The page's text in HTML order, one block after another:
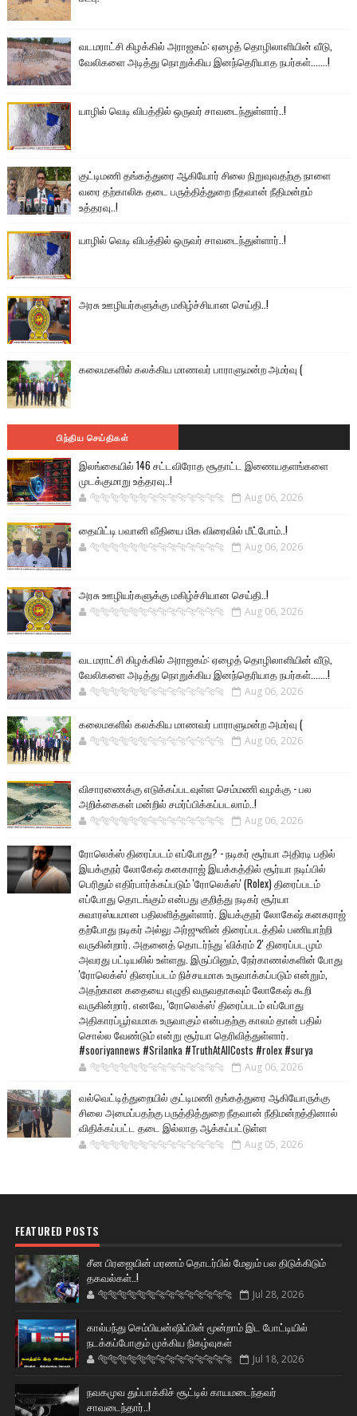
வடமராட்சி கிழக்கில் அராஜகம்: ஏழைத் தொழிலாளியின் வீடு,
வேலிகளை அடித்து நொறுக்கிய இனந்தெரியாத நபர்கள்.......!
யாழில் வெடி விபத்தில் ஒருவர் சாவடைந்துள்ளார்..!
குட்டிமணி தங்கத்துரை ஆகியோர் சிலை நிறுவுவதற்கு நாளை
வரை தற்காலிக தடை பருத்தித்துறை நீதவான் நீதிமன்றம்
உத்தரவு..!
யாழில் வெடி விபத்தில் ஒருவர் சாவடைந்துள்ளார்..!
அரசு ஊழியர்களுக்கு மகிழ்ச்சியான செய்தி..!
கலைமகளில் கலக்கிய மாணவர் பாராளுமன்ற அமர்வு (
பிந்திய செய்திகள்
இலங்கையில் 146 சட்டவிரோத சூதாட்ட இணையதளங்களை
முடக்குமாறு உத்தரவு..!
🐅🐅🐅🐅🐅🐅🐆🐆🐆🐆🐆🐆🐆🐆 Aug 06, 2026
தையிட்டி பவானி வீதியை மிக விரைவில் மீட்போம்..!
🐅🐅🐅🐅🐅🐅🐆🐆🐆🐆🐆🐆🐆🐆 Aug 06, 2026
அரசு ஊழியர்களுக்கு மகிழ்ச்சியான செய்தி..!
🐅🐅🐅🐅🐅🐅🐆🐆🐆🐆🐆🐆🐆🐆 Aug 06, 2026
வடமராட்சி கிழக்கில் அராஜகம்: ஏழைத் தொழிலாளியின் வீடு,
வேலிகளை அடித்து நொறுக்கிய இனந்தெரியாத நபர்கள்.......!
🐅🐅🐅🐅🐅🐅🐆🐆🐆🐆🐆🐆🐆🐆 Aug 06, 2026
கலைமகளில் கலக்கிய மாணவர் பாராளுமன்ற அமர்வு (
🐅🐅🐅🐅🐅🐅🐆🐆🐆🐆🐆🐆🐆🐆 Aug 06, 2026
விசாரணைக்கு எடுக்கப்படவுள்ள செம்மணி வழக்கு - பல
அறிக்கைகள் மன்றில் சமர்ப்பிக்கப்படலாம்..!
🐅🐅🐅🐅🐅🐅🐆🐆🐆🐆🐆🐆🐆🐆 Aug 06, 2026
ரோலெக்ஸ் திரைப்படம் எப்போது? - நடிகர் சூர்யா அதிரடி பதில்
இயக்குநர் லோகேஷ் கனகராஜ் இயக்கத்தில் சூர்யா நடிப்பில்
பெரிதும் எதிர்பார்க்கப்படும் 'ரோலெக்ஸ்' (Rolex) திரைப்படம்
எப்போது தொடங்கும் என்பது குறித்து நடிகர் சூர்யா
சுவாரஸ்யமான பதிலளித்துள்ளார். இயக்குநர் லோகேஷ் கனகராஜ்
தற்போது நடிகர் அல்லு அர்ஜுனின் திரைப்படத்தில் பணியாற்றி
வருகின்றார். அதனைத் தொடர்ந்து 'விக்ரம் 2' திரைப்படமும்
அவரது பட்டியலில் உள்ளது. இருப்பினும், நேர்காணல்களின் போது
'ரோலெக்ஸ்' திரைப்படம் நிச்சயமாக உருவாக்கப்படும் என்றும்,
அதற்கான கதையை எழுதி வருவதாகவும் லோகேஷ் கூறி
வருகின்றார். எனவே, 'ரோலெக்ஸ்' திரைப்படம் எப்போது
அதிகாரப்பூர்வமாக உருவாகும் என்பதற்கு காலம் தான் பதில்
சொல்ல வேண்டும் என்று சூர்யா தெரிவித்துள்ளார்.
#sooriyannews #Srilanka #TruthAtAllCosts #rolex #surya
🐅🐅🐅🐅🐅🐅🐆🐆🐆🐆🐆🐆🐆🐆 Aug 06, 2026
வல்வெட்டித்துறையில் குட்டிமணி தங்கத்துரை ஆகியோருக்கு
சிலை அமைப்பதற்கு பருத்தித்துறை நீதவான் நீதிமன்றத்தினால்
விதிக்கப்பட்ட தடை இல்லாத ஆக்கப்பட்டுள்ள
🐅🐅🐅🐅🐅🐅🐆🐆🐆🐆🐆🐆🐆🐆 Aug 05, 2026
FEATURED POSTS
சீன பிரஜையின் மரணம் தொடர்பில் மேலும் பல திடுக்கிடும்
தகவல்கள்..!
🐅🐅🐅🐅🐅🐅🐆🐆🐆🐆🐆🐆🐆🐆 Jul 28, 2026
கால்பந்து செம்பியன்ஷிப்பின் மூன்றாம் இட போட்டியில்
நடக்கப்போகும் முக்கிய நிகழ்வுகள்
🐅🐅🐅🐅🐅🐅🐆🐆🐆🐆🐆🐆🐆🐆 Jul 18, 2026
நவகமுவ துப்பாக்கிச் சூட்டில் காயமடைந்தவர்
சாவடைந்தார்..!